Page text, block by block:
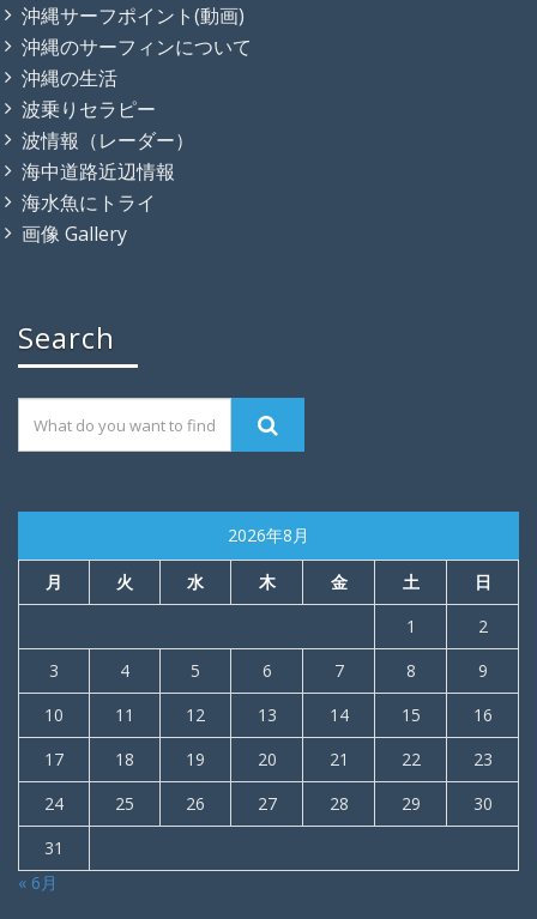
沖縄サーフポイント(動画)
沖縄のサーフィンについて
沖縄の生活
波乗りセラピー
波情報（レーダー）
海中道路近辺情報
海水魚にトライ
画像 Gallery
Search
2026年8月
月 火 水 木 金 土
日
1
2
3
4 5 6 7 8
9
10
11 12 13 14 15
16
17
18 19 20 21 22
23
24
25 26 27 28 29
30
31
« 6月